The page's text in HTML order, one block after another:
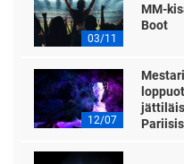
03/11
MM-
Boot
12/07